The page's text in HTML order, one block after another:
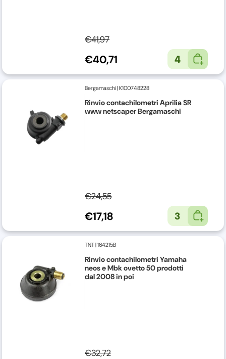
€41,97
€40,71 4
Bergamaschi|K100748228
Rinvio contachilometri Aprilia SR
www netscaper Bergamaschi
€24,55
€17,18 3
TNT|164215B
Rinvio contachilometri Yamaha
neos e Mbk ovetto 50 prodotti
dal 2008 in poi
€32,72